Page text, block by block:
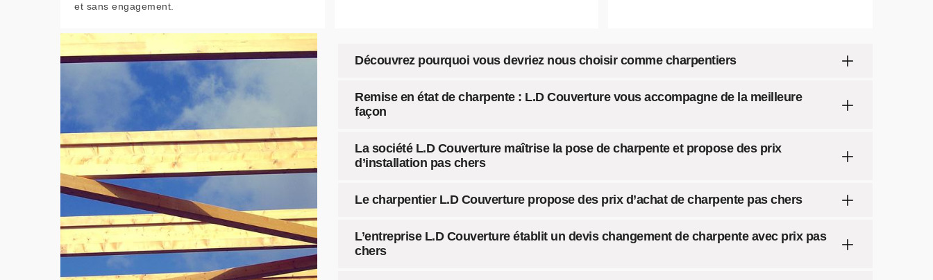
et sans engagement.
Découvrez pourquoi vous devriez nous choisir comme charpentiers
Remise en état de charpente : L.D Couverture vous accompagne de la meilleure
façon
La société L.D Couverture maîtrise la pose de charpente et propose des prix
d’installation pas chers
Le charpentier L.D Couverture propose des prix d’achat de charpente pas chers
L’entreprise L.D Couverture établit un devis changement de charpente avec prix pas
chers